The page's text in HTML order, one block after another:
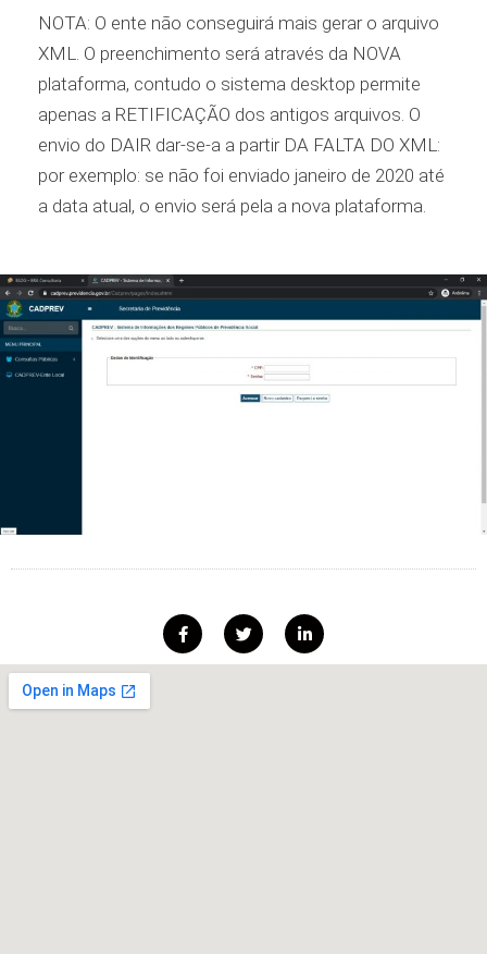
NOTA: O ente não conseguirá mais gerar o arquivo
XML. O preenchimento será através da NOVA
plataforma, contudo o sistema desktop permite
apenas a RETIFICAÇÃO dos antigos arquivos. O
envio do DAIR dar-se-a a partir DA FALTA DO XML:
por exemplo: se não foi enviado janeiro de 2020 até
a data atual, o envio será pela a nova plataforma.